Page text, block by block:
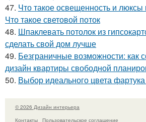
47. Что такое освещенность и
Что такое световой поток
48. Шпаклевать потолок из
сделать свой дом лучше
49. Безграничные возможности: как
дизайн квартиры свободной
50. Выбор идеального цвета
© 2026 Дизайн интерьера
Контакты
Пользовательское соглашение